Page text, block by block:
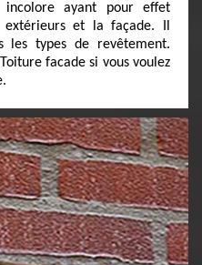
ayant pour effet
extérieurs et la façade. Il
les types de revêtement.
facade si vous voulez